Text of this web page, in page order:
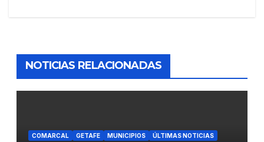
NOTICIAS RELACIONADAS
COMARCAL GETAFE MUNICIPIOS ÚLTIMAS NOTICIAS